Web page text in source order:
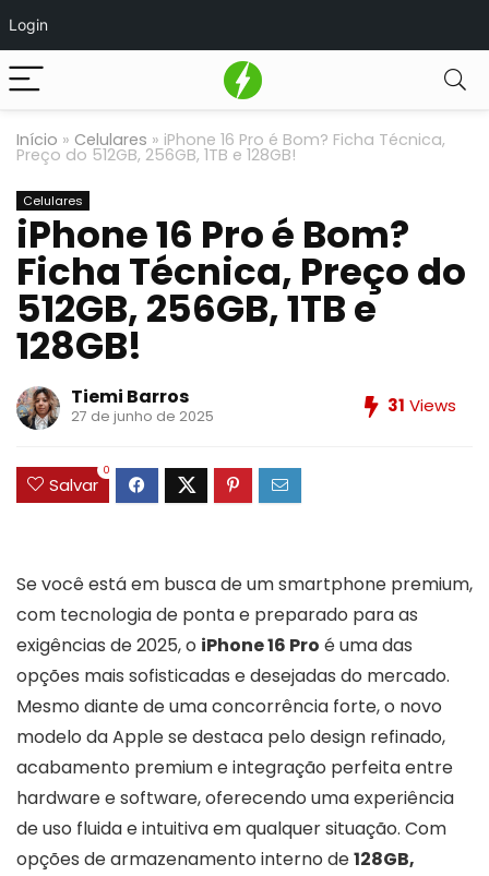
Login
Início » Celulares » iPhone 16 Pro é Bom? Ficha Técnica,
Preço do 512GB, 256GB, 1TB e 128GB!
Celulares
iPhone 16 Pro é Bom?
Ficha Técnica, Preço do
512GB, 256GB, 1TB e
128GB!
Tiemi Barros
27 de junho de 2025 31 Views
Salvar
0
Se você está em busca de um smartphone premium,
com tecnologia de ponta e preparado para as
exigências de 2025, o iPhone 16 Pro é uma das
opções mais sofisticadas e desejadas do mercado.
Mesmo diante de uma concorrência forte, o novo
modelo da Apple se destaca pelo design refinado,
acabamento premium e integração perfeita entre
hardware e software, oferecendo uma experiência
de uso fluida e intuitiva em qualquer situação. Com
opções de armazenamento interno de128GB,